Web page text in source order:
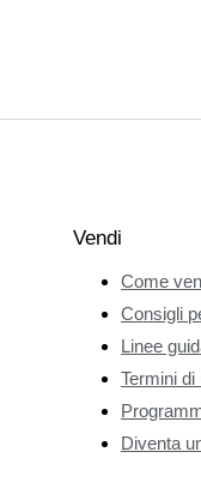
Vendi
Come
Consigli
Linee
Termini
Diventa